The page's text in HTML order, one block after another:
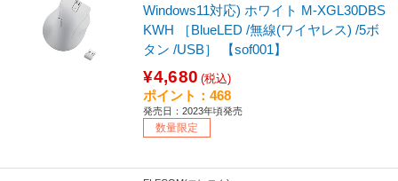
Windows11対応) ホワイト M-XGL30DBS
KWH ［BlueLED /無線(ワイヤレス) /5ボ
タン /USB］ 【sof001】
¥4,680 (税込)
ポイント：468
発売日：2023年頃発売
数量限定